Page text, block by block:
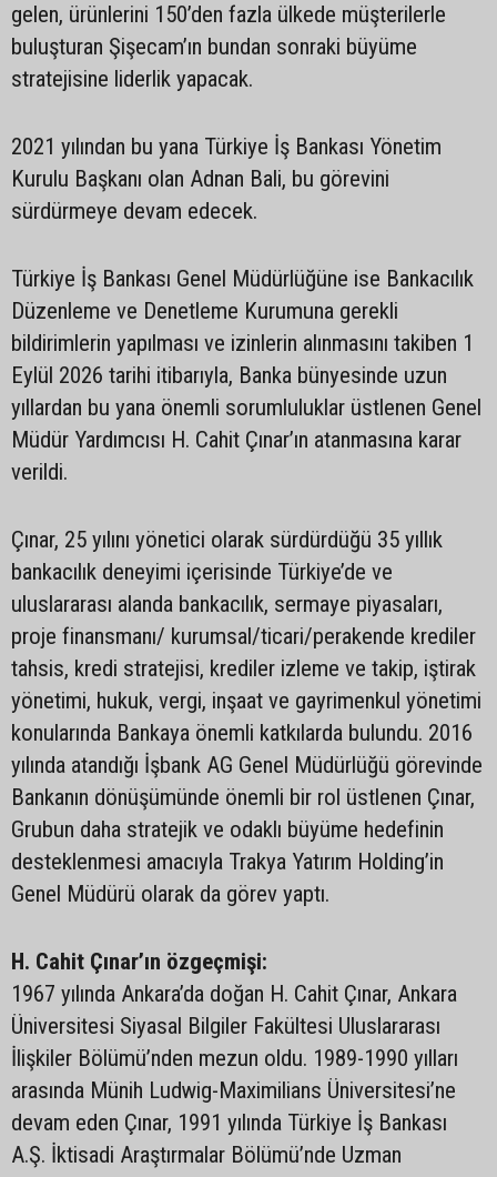
gelen, ürünlerini 150’den fazla ülkede müşterilerle
buluşturan Şişecam’ın bundan sonraki büyüme
stratejisine liderlik yapacak.
2021 yılından bu yana Türkiye İş Bankası Yönetim
Kurulu Başkanı olan Adnan Bali, bu görevini
sürdürmeye devam edecek.
Türkiye İş Bankası Genel Müdürlüğüne ise Bankacılık
Düzenleme ve Denetleme Kurumuna gerekli
bildirimlerin yapılması ve izinlerin alınmasını takiben 1
Eylül 2026 tarihi itibarıyla, Banka bünyesinde uzun
yıllardan bu yana önemli sorumluluklar üstlenen Genel
Müdür Yardımcısı H. Cahit Çınar’ın atanmasına karar
verildi.
Çınar, 25 yılını yönetici olarak sürdürdüğü 35 yıllık
bankacılık deneyimi içerisinde Türkiye’de ve
uluslararası alanda bankacılık, sermaye piyasaları,
proje finansmanı/ kurumsal/ticari/perakende krediler
tahsis, kredi stratejisi, krediler izleme ve takip, iştirak
yönetimi, hukuk, vergi, inşaat ve gayrimenkul yönetimi
konularında Bankaya önemli katkılarda bulundu. 2016
yılında atandığı İşbank AG Genel Müdürlüğü görevinde
Bankanın dönüşümünde önemli bir rol üstlenen Çınar,
Grubun daha stratejik ve odaklı büyüme hedefinin
desteklenmesi amacıyla Trakya Yatırım Holding’in
Genel Müdürü olarak da görev yaptı.
H. Cahit Çınar’ın özgeçmişi:
1967 yılında Ankara’da doğan H. Cahit Çınar, Ankara
Üniversitesi Siyasal Bilgiler Fakültesi Uluslararası
İlişkiler Bölümü’nden mezun oldu. 1989-1990 yılları
arasında Münih Ludwig-Maximilians Üniversitesi’ne
devam eden Çınar, 1991 yılında Türkiye İş Bankası
A.Ş. İktisadi Araştırmalar Bölümü’nde Uzman